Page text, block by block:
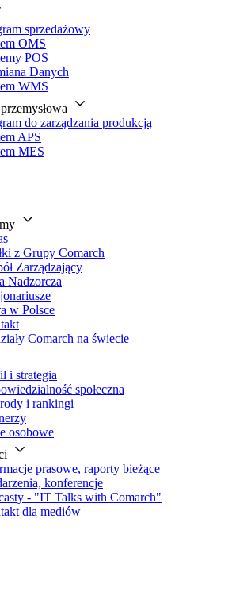
sprzedażowy
OMS
POS
Danych
WMS
do zarządzania produkcją
APS
MES
z Grupy Comarch
Zarządzający
Nadzorcza
w Polsce
Comarch na świecie
i strategia
społeczna
i rankingi
osobowe
prasowe, raporty bieżące
konferencje
- "IT Talks with Comarch"
dla mediów